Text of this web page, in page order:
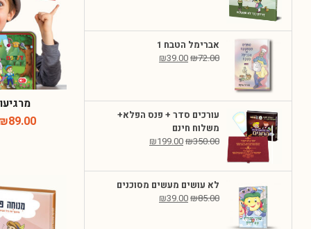
אברימל הטבח 1
₪72.00
₪39.00
עורכים סדר + פנס הפלא+
משלוח חינם
₪350.00
₪199.00
לא עושים מעשים מסוכנים
₪85.00
₪39.00
89.00